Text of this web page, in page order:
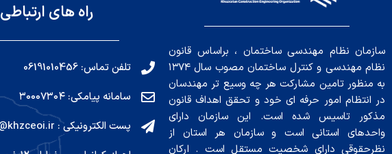
سازمان نظام مهندسی ساختمان ، براساس قانون
نظام مهندسی و کنترل ساختمان مصوب سال ۱۳۷۴
به منظور تامین مشارکت هر چه وسیع تر مهندسان
در انتظام امور حرفه ای خود و تحقق اهداف قانون
مذکور تاسیس شده است. این سازمان دارای
واحدهای استانی است و سازمان هر استان از
نظرحقوقی دارای شخصیت مستقل است . ارکان
راه های ارتباطی
تلفن تماس: 06191010456
سامانه پیامکی: ۳۰۰۰۷۳۰۴
پست الکترونیکی : info@khzceoi.ir